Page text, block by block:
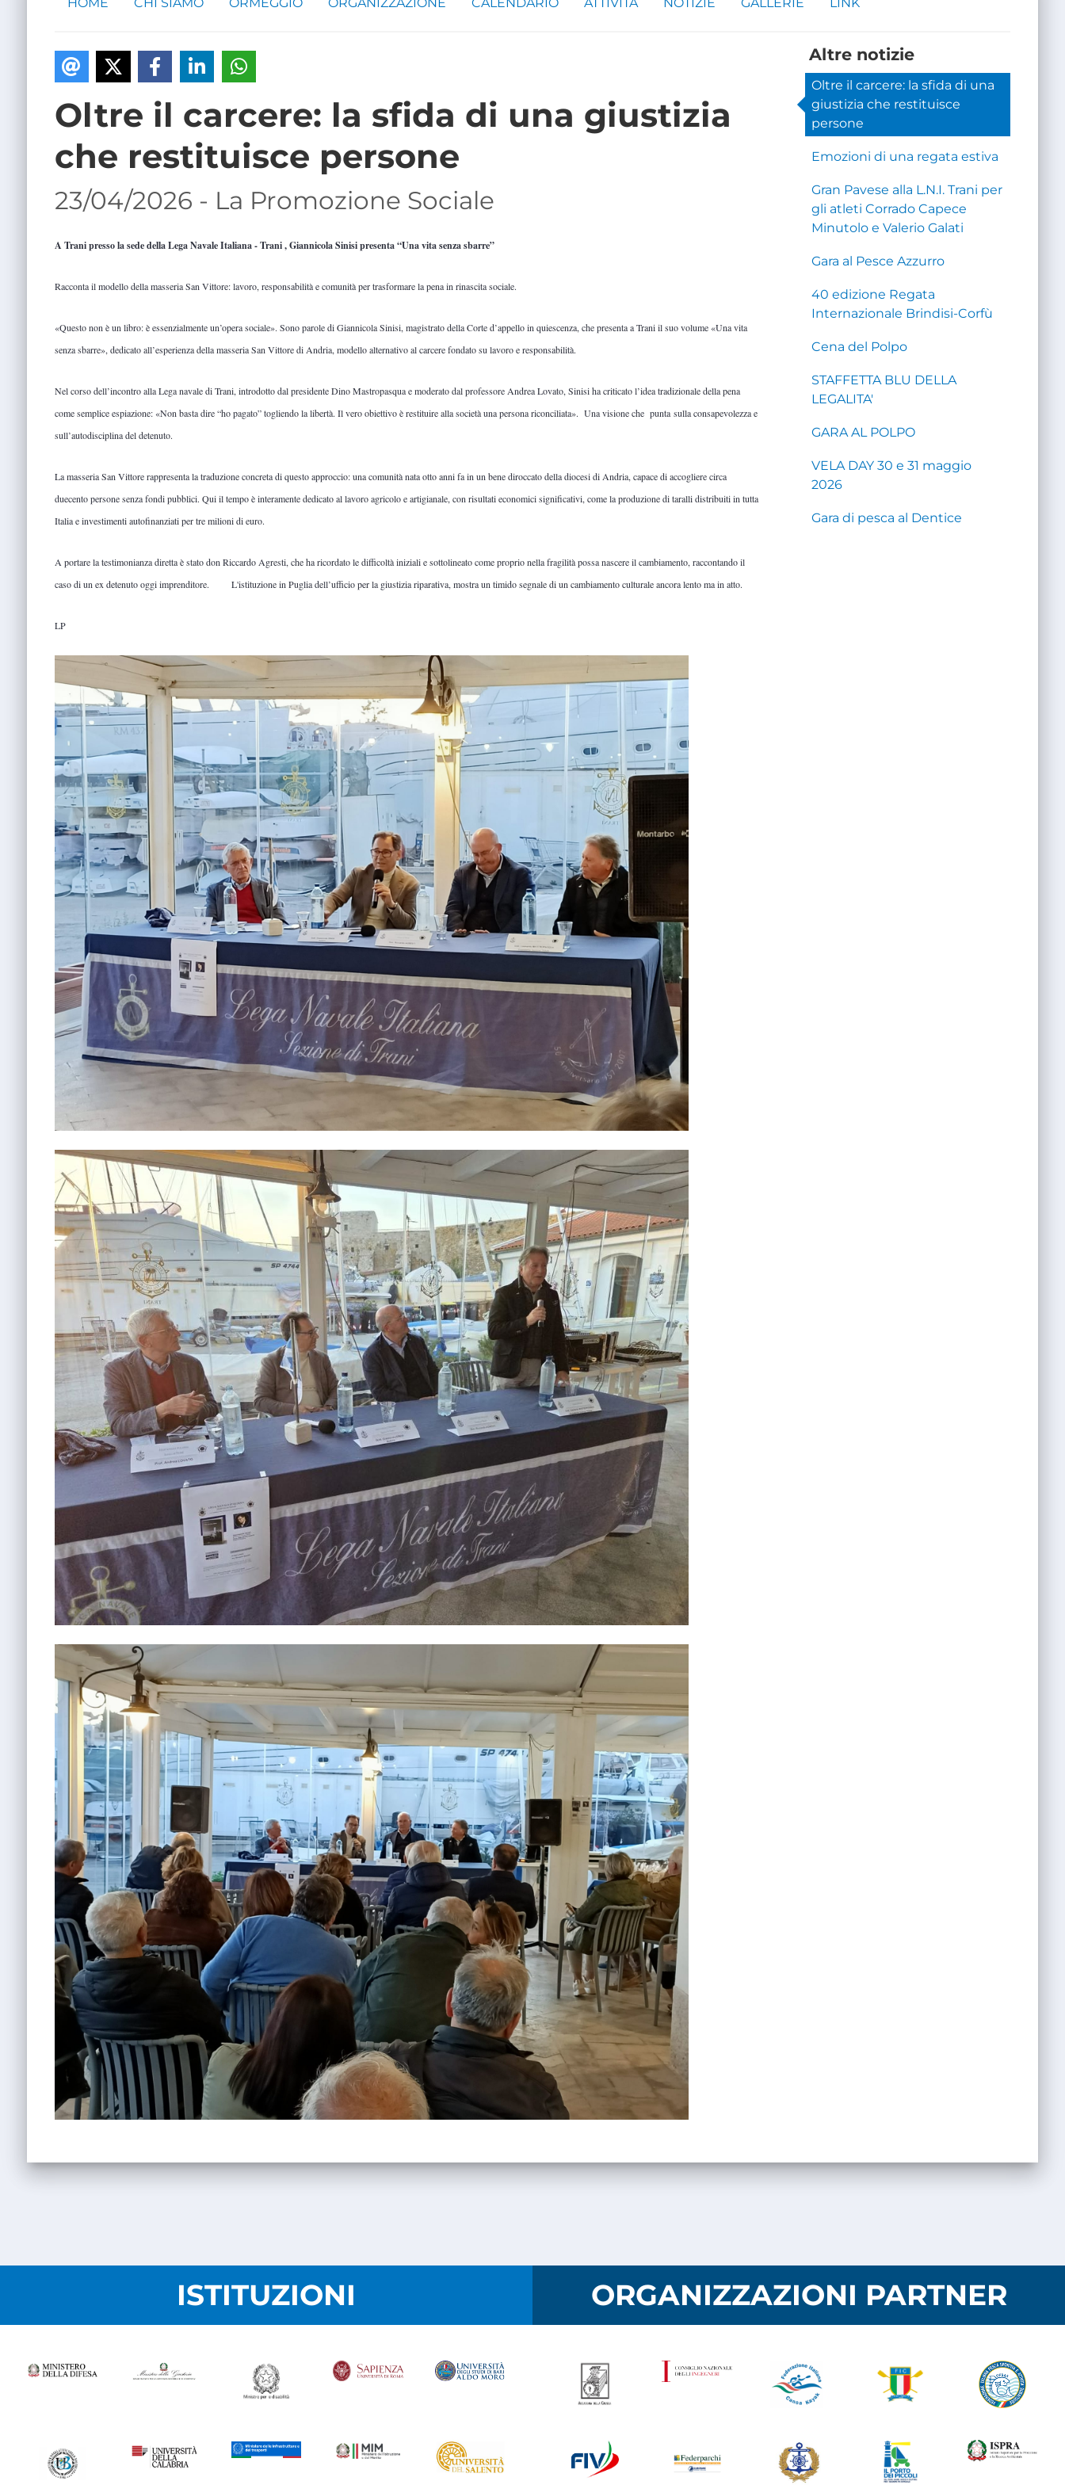
Oltre il carcere: la sfida di una giustizia
che restituisce persone
23/04/2026 - La Promozione Sociale
A Trani presso la sede della Lega Navale Italiana - Trani , Giannicola Sinisi presenta “Una vita senza sbarre”
Racconta il modello della masseria San Vittore: lavoro, responsabilità e comunità per trasformare la pena in rinascita sociale.
«Questo non è un libro: è essenzialmente un’opera sociale». Sono parole di Giannicola Sinisi, magistrato della Corte d’appello in quiescenza, che presenta a Trani il suo volume «Una vita
senza sbarre», dedicato all’esperienza della masseria San Vittore di Andria, modello alternativo al carcere fondato su lavoro e responsabilità.
Nel corso dell’incontro alla Lega navale di Trani, introdotto dal presidente Dino Mastropasqua e moderato dal professore Andrea Lovato, Sinisi ha criticato l’idea tradizionale della pena
come semplice espiazione: «Non basta dire “ho pagato” togliendo la libertà. Il vero obiettivo è restituire alla società una persona riconciliata». Una visione che punta sulla consapevolezza e
sull’autodisciplina del detenuto.
La masseria San Vittore rappresenta la traduzione concreta di questo approccio: una comunità nata otto anni fa in un bene diroccato della diocesi di Andria, capace di accogliere circa
duecento persone senza fondi pubblici. Qui il tempo è interamente dedicato al lavoro agricolo e artigianale, con risultati economici significativi, come la produzione di taralli distribuiti in tutta
Italia e investimenti autofinanziati per tre milioni di euro.
A portare la testimonianza diretta è stato don Riccardo Agresti, che ha ricordato le difficoltà iniziali e sottolineato come proprio nella fragilità possa nascere il cambiamento, raccontando il
caso di un ex detenuto oggi imprenditore. L'istituzione in Puglia dell’ufficio per la giustizia riparativa, mostra un timido segnale di un cambiamento culturale ancora lento ma in atto.
LP
Altre notizie
Oltre il carcere: la sfida di una
giustizia che restituisce
persone
Emozioni di una regata estiva
Gran Pavese alla L.N.I. Trani per
gli atleti Corrado Capece
Minutolo e Valerio Galati
Gara al Pesce Azzurro
40 edizione Regata
Internazionale Brindisi-Corfù
Cena del Polpo
STAFFETTA BLU DELLA
LEGALITA'
GARA AL POLPO
VELA DAY 30 e 31 maggio
2026
Gara di pesca al Dentice
ISTITUZIONI ORGANIZZAZIONI PARTNER